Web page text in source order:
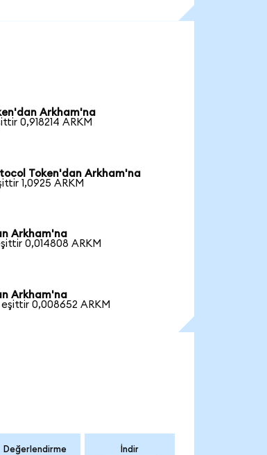
Arkham'na
0,918214 ARKM
Token'dan Arkham'na
1,0925 ARKM
Arkham'na
0,014808 ARKM
Arkham'na
eşittir 0,008652 ARKM
Değerlendirme İndir